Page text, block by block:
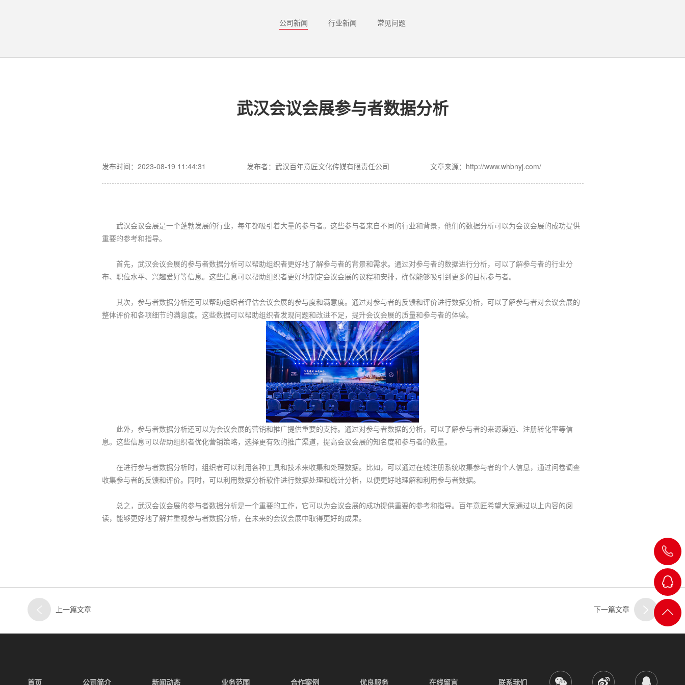
027-
客
服
一
返回
公司新闻 行业新闻 常见问题
武汉会议会展参与者数据分析
发布时间：2023-08-19 11:44:31 发布者：武汉百年意匠文化传媒有限责任公司 文章来源：http://www.whbnyj.com/
武汉会议会展是一个蓬勃发展的行业，每年都吸引着大量的参与者。这些参与者来自不同的行业和背景，他们的数据分析可以为会议会展的成功提供
重要的参考和指导。
首先，武汉会议会展的参与者数据分析可以帮助组织者更好地了解参与者的背景和需求。通过对参与者的数据进行分析，可以了解参与者的行业分
布、职位水平、兴趣爱好等信息。这些信息可以帮助组织者更好地制定会议会展的议程和安排，确保能够吸引到更多的目标参与者。
其次，参与者数据分析还可以帮助组织者评估会议会展的参与度和满意度。通过对参与者的反馈和评价进行数据分析，可以了解参与者对会议会展的
整体评价和各项细节的满意度。这些数据可以帮助组织者发现问题和改进不足，提升会议会展的质量和参与者的体验。
此外，参与者数据分析还可以为会议会展的营销和推广提供重要的支持。通过对参与者数据的分析，可以了解参与者的来源渠道、注册转化率等信
息。这些信息可以帮助组织者优化营销策略，选择更有效的推广渠道，提高会议会展的知名度和参与者的数量。
在进行参与者数据分析时，组织者可以利用各种工具和技术来收集和处理数据。比如，可以通过在线注册系统收集参与者的个人信息，通过问卷调查
收集参与者的反馈和评价。同时，可以利用数据分析软件进行数据处理和统计分析，以便更好地理解和利用参与者数据。
总之，武汉会议会展的参与者数据分析是一个重要的工作，它可以为会议会展的成功提供重要的参考和指导。百年意匠希望大家通过以上内容的阅
读，能够更好地了解并重视参与者数据分析，在未来的会议会展中取得更好的成果。
上一篇文章 下一篇文章
首页 公司简介 新闻动态 业务范围 合作案例 优良服务 在线留言 联系我们